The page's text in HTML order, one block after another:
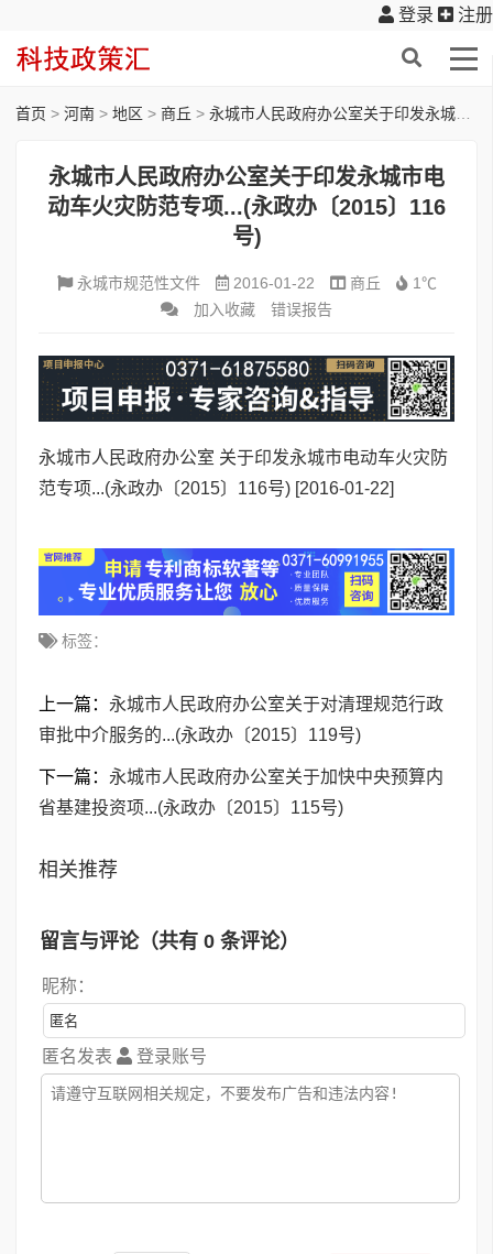
登录 注册
首页 > 河南 > 地区 > 商丘 > 永城市人民政府办公室关于印发永城市电动车火灾防范专项...(永政办〔2015〕116号)
永城市人民政府办公室关于印发永城市电
动车火灾防范专项...(永政办〔2015〕116
号)
永城市规范性文件 2016-01-22 商丘
1℃
加入收藏
错误报告
永城市人民政府办公室 关于印发永城市电动车火灾防
范专项...(永政办〔2015〕116号) [2016-01-22]
标签：
上一篇： 永城市人民政府办公室关于对清理规范行政
审批中介服务的...(永政办〔2015〕119号)
下一篇： 永城市人民政府办公室关于加快中央预算内
省基建投资项...(永政办〔2015〕115号)
相关推荐
留言与评论（共有 0 条评论）
昵称：
匿名发表 登录账号